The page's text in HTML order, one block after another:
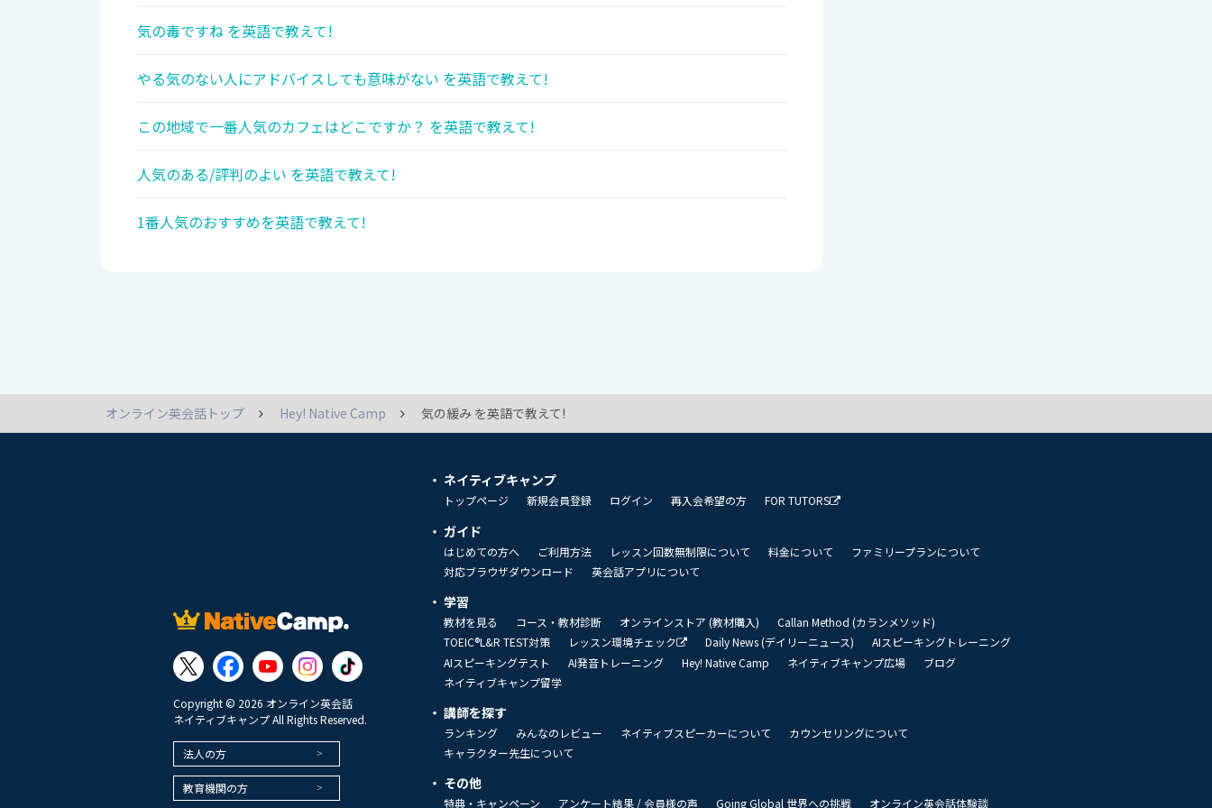
気の毒ですね を英語で教えて!
やる気のない人にアドバイスしても意味がない を英語で教えて!
この地域で一番人気のカフェはどこですか？ を英語で教えて!
人気のある/評判のよい を英語で教えて!
1番人気のおすすめを英語で教えて!
オンライン英会話トップ Hey! Native Camp 気の緩み を英語で教えて!
Copyright © 2026 オンライン英会話
ネイティブキャンプ All Rights Reserved.
法人の方
教育機関の方
ネイティブキャンプ
トップページ 新規会員登録 ログイン 再入会希望の方 FOR TUTORS
ガイド
はじめての方へ ご利用方法 レッスン回数無制限について 料金について
ファミリープランについて
対応ブラウザダウンロード
英会話アプリについて
学習
教材を見る コース・教材診断 オンラインストア (教材購入)
Callan Method (カランメソッド)
TOEIC®L&R TEST対策
レッスン環境チェック Daily News (デイリーニュース)
AIスピーキングトレーニング
AIスピーキングテスト
AI発音トレーニング Hey! Native Camp ネイティブキャンプ広場
ブログ
ネイティブキャンプ留学
講師を探す
ランキング みんなのレビュー ネイティブスピーカーについて
カウンセリングについて
キャラクター先生について
その他
特典・キャンペーン アンケート結果 / 会員様の声 Going Global 世界への挑戦 オンライン英会話体験談